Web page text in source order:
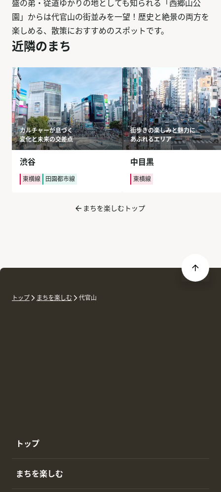
盛の弟・従道ゆかりの地としても知られる「西郷山公
園」からは代官山の街並みを一望！歴史と絶景の両方を
楽しめる、散策におすすめのスポットです。
近隣のまち
カルチャーが息づく
変化と未来の交差点
渋谷
東横線 田園都市線
街歩きの楽しみと魅力に
あふれるエリア
中目黒
東横線
まちを楽しむトップ
トップ まちを楽しむ 代官山
トップ
まちを楽しむ